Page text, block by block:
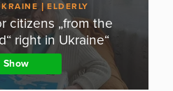
ELDERLY
citizens „from the
right in Ukraine“
Show